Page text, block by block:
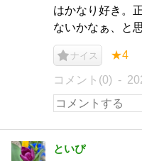
はかなり好き。
ないかなぁ、と
ナイス ★4
コメント(0)
といぴ